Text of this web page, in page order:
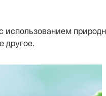
использованием
другое.